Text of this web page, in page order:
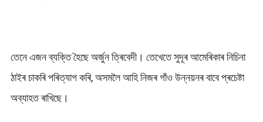
তেনে এজন ব্যক্তি হৈছে অৰ্জুন ত্ৰিবেদী। তেখেতে সুদূৰ আমেৰিকাৰ নিচিনা
ঠাইৰ চাকৰি পৰিত্যাগ কৰি, অসমলৈ আহি নিজৰ গাঁও উন্নয়নৰ বাবে প্ৰচেষ্টা
অব্যাহত ৰাখিছে।